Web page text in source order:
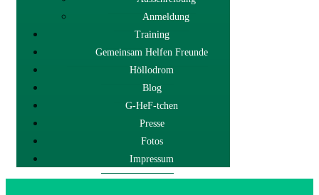
Anmeldung
Training
Gemeinsam Helfen Freunde
Höllodrom
Blog
G-HeF-tchen
Presse
Fotos
Impressum